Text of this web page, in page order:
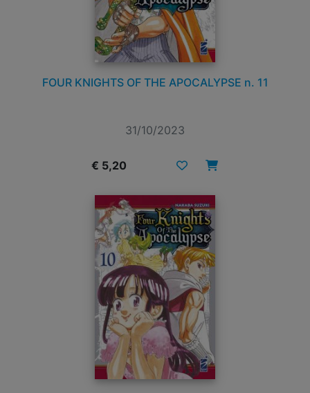
FOUR KNIGHTS OF THE APOCALYPSE n. 11
31/10/2023
€ 5,20